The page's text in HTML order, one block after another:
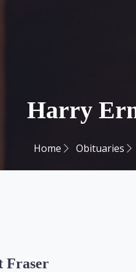
Harry
Home Obituaries
Fraser